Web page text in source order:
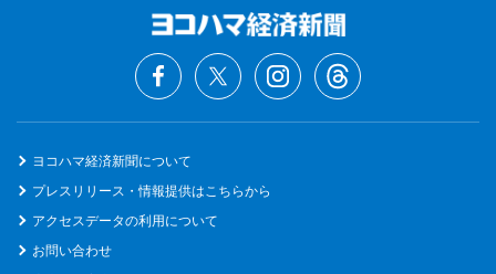
ヨコハマ経済新聞について
プレスリリース・情報提供はこちらから
アクセスデータの利用について
お問い合わせ